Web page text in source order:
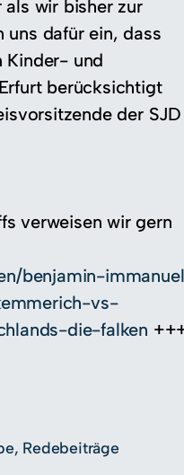
wir bisher zur
uns dafür ein, dass
Kinder- und
berücksichtigt
der
verweisen wir gern
benjamin-
vs-
die-falken
, Redebeiträge